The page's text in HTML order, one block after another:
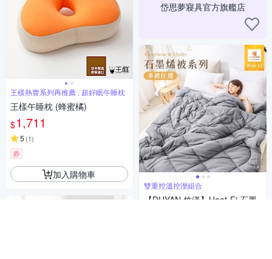
王樣熱賣系列再推薦 , 超好眠午睡枕
王樣午睡枕 (蜂蜜橘)
$1,711
5 (1)
券
加入購物車
岱思夢寢具官方旗艦店
雙重控溫控溼組合
【DUYAN 竹漾】Heat-Fi 石墨